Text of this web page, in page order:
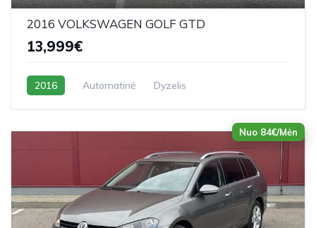
2016 VOLKSWAGEN GOLF GTD
13,999€
2016 Automatinė Dyzelis
Nuo 84€/Mėn